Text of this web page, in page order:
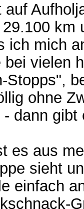
auf
ich mich
vielen
Stopps",
ohne
dann
es aus
sieht
einfach